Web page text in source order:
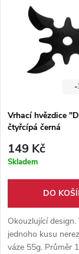
Vrhací hvězdice
čtyřcípá černá
149 Kč
Skladem
DO
Okouzlující
jednoho kusu
váze 55g. Průměr